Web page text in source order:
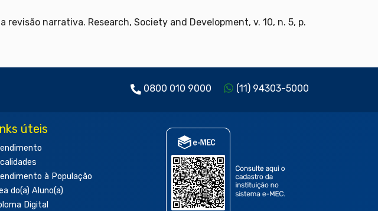
narrativa. Research, Society and Development, v. 10, n. 5, p.
0800 010 9000 (11) 94303-5000
úteis
à População
do(a) Aluno(a)
Digital